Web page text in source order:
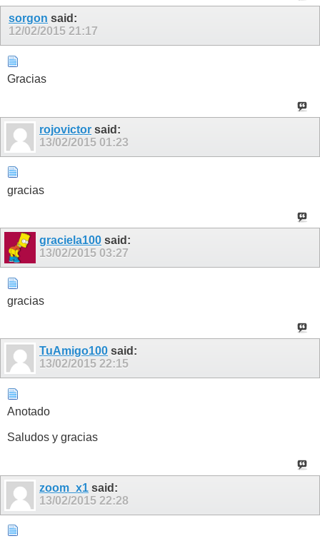
sorgon said:
12/02/2015 21:17
Gracias
rojovictor said:
13/02/2015 01:23
gracias
graciela100 said:
13/02/2015 03:27
gracias
TuAmigo100 said:
13/02/2015 22:15
Anotado
Saludos y gracias
zoom_x1 said:
13/02/2015 22:28